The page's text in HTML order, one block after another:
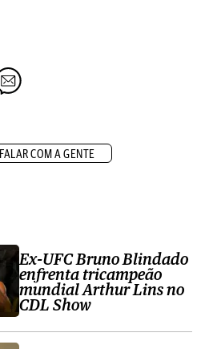
FALAR COM A GENTE
Ex-UFC Bruno Blindado
enfrenta tricampeão
mundial Arthur Lins no
CDL Show